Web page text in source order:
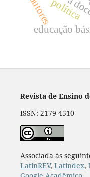
educação
política
autores
Revista de Ensino
ISSN: 2179-4510
Associada às
LatinREV, Latindex,